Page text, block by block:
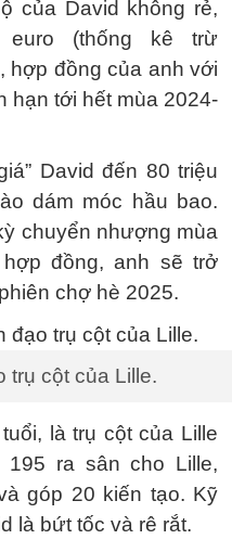
của David không rẻ,
(thống kê trừ
hợp đồng của anh với
hạn tới hết mùa 2024-
David đến 80 triệu
dám móc hầu bao.
chuyển nhượng mùa
đồng, anh sẽ trở
chợ hè 2025.
trụ cột của Lille.
là trụ cột của Lille
ra sân cho Lille,
góp 20 kiến tạo. Kỹ
là bứt tốc và rê rắt.